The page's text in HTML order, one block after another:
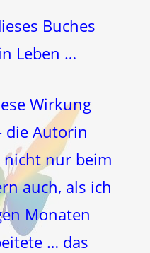
Buches
Leben …
Wirkung
die Autorin
nicht nur beim
auch, als ich
Monaten
… das